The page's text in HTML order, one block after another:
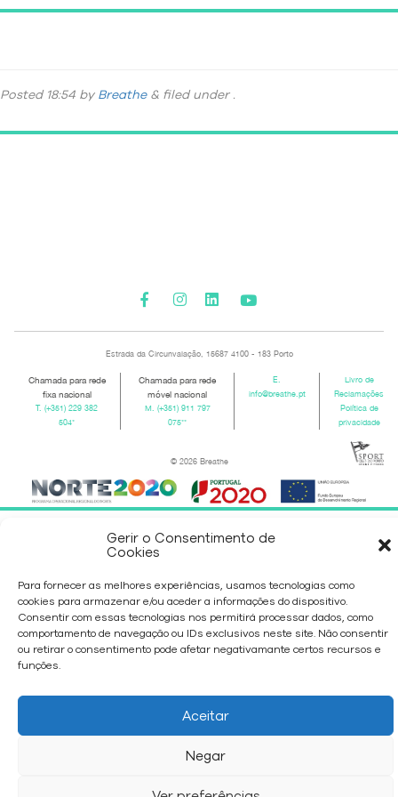
Gerir o Consentimento de
Cookies
Para fornecer as melhores experiências, usamos tecnologias como
cookies para armazenar e/ou aceder a informações do dispositivo.
Consentir com essas tecnologias nos permitirá processar dados, como
comportamento de navegação ou IDs exclusivos neste site. Não consentir
ou retirar o consentimento pode afetar negativamante certos recursos e
funções.
Aceitar
Negar
Posted 18:54 by Breathe & filed under .
Estrada da Circunvalação, 15687 4100 - 183 Porto
Chamada para rede
fixa nacional
T.(+351) 229 382
504*
Chamada para rede
móvel nacional
M. (+351) 911 797
075**
E.
info@breathe.pt
Livro de
Reclamações
Política de
privacidade
© 2026 Breathe